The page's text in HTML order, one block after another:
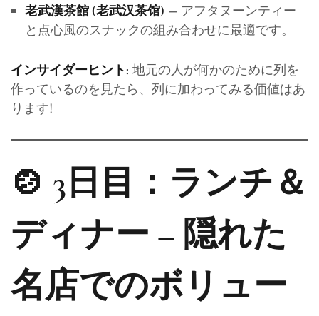
老武漢茶館 (老武汉茶馆) – アフタヌーンティー
と点心風のスナックの組み合わせに最適です。
インサイダーヒント: 地元の人が何かのために列を
作っているのを見たら、列に加わってみる価値はあ
ります!
🍲 3日目：ランチ＆
ディナー – 隠れた
名店でのボリュー